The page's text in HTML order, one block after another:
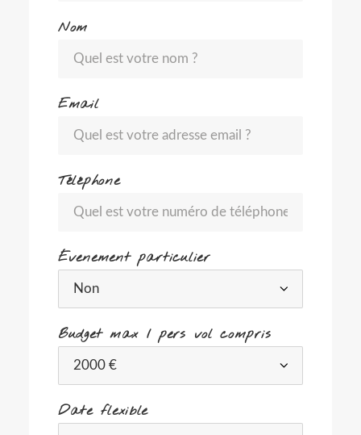
Nom
Email
Téléphone
Évenement particulier
Budget max / pers vol compris
Date flexible